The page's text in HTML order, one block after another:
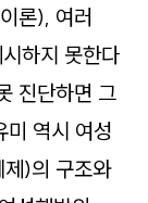
론), 여러
하지 못한다
진단하면 그
미 역시 여성
)의 구조와